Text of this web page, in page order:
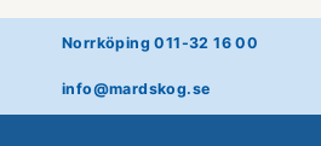
Norrköping 011-32 16 00
info@mardskog.se